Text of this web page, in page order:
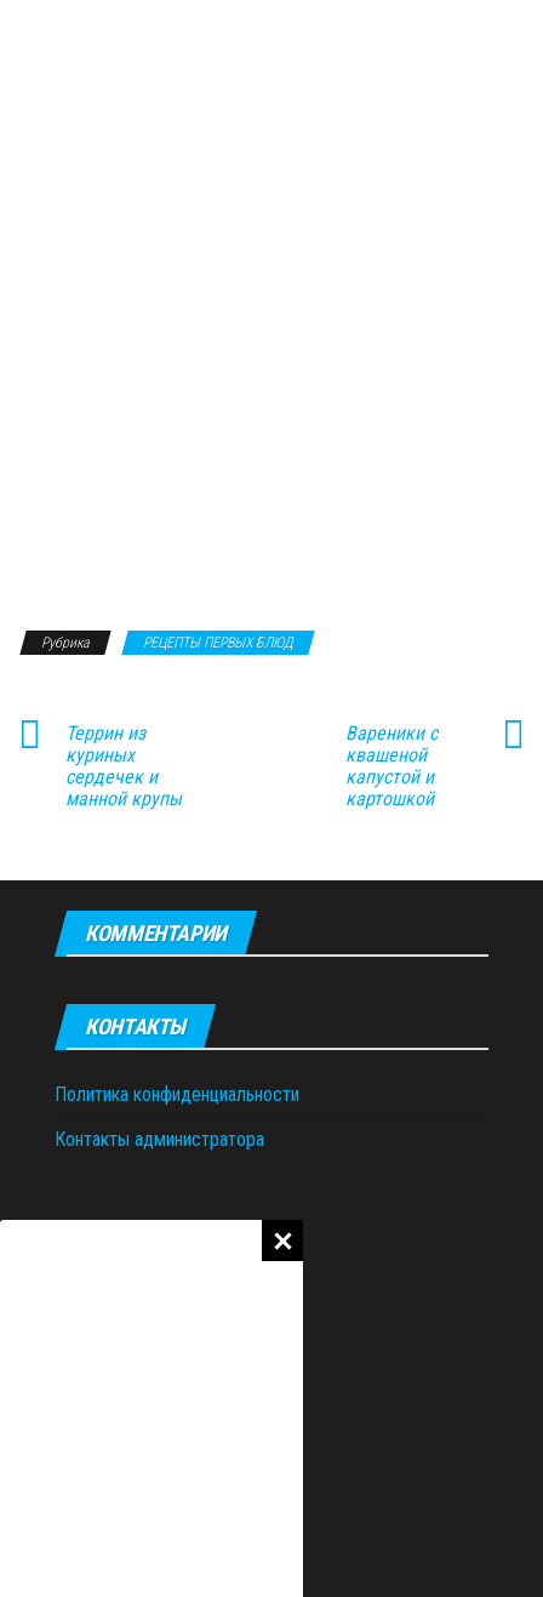
Рубрика РЕЦЕПТЫ ПЕРВЫХ БЛЮД
Террин из
куриных
сердечек и
манной крупы
Вареники с
квашеной
капустой и
картошкой
КОММЕНТАРИИ
КОНТАКТЫ
Политика конфиденциальности
Контакты администратора